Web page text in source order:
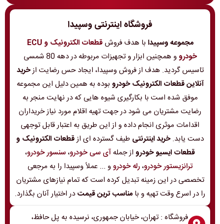
فروشگاه اینترنتی وسپیدا
مجموعه وسپیدا با هدف فروش
قطعات الکترونیک و ECU
خودرو
و همچنین ابزار و تجهیزات مربوطه در دهه 80 شمسی
تاسیس گردید. هدف از فروش وسپیدا، ایجاد حس رضایت ازخرید
آنلاین قطعات الکترونیک خودرو بوده به همین دلیل این مجموعه
موفق شده است با بکارگیری شیوه هایی که در نهایت منجر به
رضایت مشتریان می شود در جهت تهیه اقلام مورد نیاز خریداران
اقدامات موثری انجام داده و از این طریق به اعتبار قابل توجهی
دست یابد.خرید اینترنتی طیف گسترده ای ازقطعات الکترونیک و
قطعات ایسیو خودرو از جملهآی سی خودرو،سنسور خودرو،
ترانزیستور خودرو،رله خودرو و ... عملاً وسپیدا را به مرجعی
تخصصی در این زمینه تبدیل کرده است که تمام نیازهای مشتریان
را در اسرع وقت تهیه و با مناسب ترین قیمت در اختیار آنان بگذارد.
فروشگاه : تهران، خیابان جمهوری، نرسیده به پل حافظ،